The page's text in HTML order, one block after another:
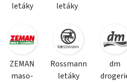
letáky
letáky
ZEMAN
maso-
Rossmann
letáky
dm